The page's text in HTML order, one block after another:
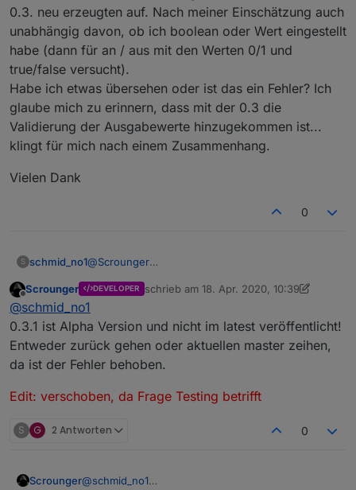
0.3. neu erzeugten auf. Nach meiner Einschätzung auch
unabhängig davon, ob ich boolean oder Wert eingestellt
habe (dann für an / aus mit den Werten 0/1 und
true/false versucht).
Habe ich etwas übersehen oder ist das ein Fehler? Ich
glaube mich zu erinnern, dass mit der 0.3 die
Validierung der Ausgabewerte hinzugekommen ist...
klingt für mich nach einem Zusammenhang.
Vielen Dank
0
S schmid_no1@Scrounger
Habe gestern Abend deinen Adapter geupdatet
auf 0.3.1
Jetzt habe ich das Problem dass die Topbar
Die 1 Seite wird wie gewohnt angezeigt, die
Navigation zu einem anderen View funktionit nicht
Auf Version 0.2.76 ist alles reibungslos gelaufen.
hin zum schauen obs daran liegt.
Edit: verschoben, da Frage Testing betrifft
Offline
Scrounger DEVELOPER schrieb am 18. Apr. 2020, 10:39
zuletzt editiert von Scrounger
@schmid_no1
0.3.1 ist Alpha Version und nicht im latest veröffentlicht!
Entweder zurück gehen oder aktuellen master zeihen,
da ist der Fehler behoben.
Edit: verschoben, da Frage Testing betrifft
S G 2 Antworten 0
Scrounger@schmid_no1